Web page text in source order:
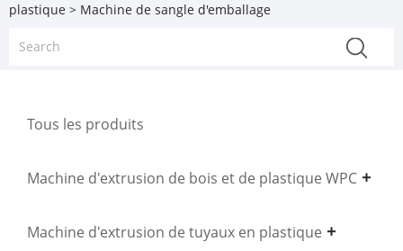
plastique > Machine de sangle d'emballage
Tous les produits
Machine d'extrusion de bois et de plastique WPC
Machine d'extrusion de tuyaux en plastique